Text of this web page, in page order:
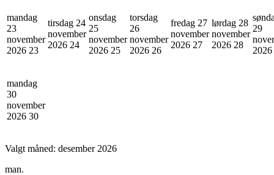
mandag
23
november
2026 23
tirsdag 24
november
2026 24
onsdag
25
november
2026 25
torsdag
26
november
2026 26
fredag 27
november
2026 27
lørdag 28
november
2026 28
29
2026
mandag
30
november
2026 30
Valgt måned: desember 2026
man.